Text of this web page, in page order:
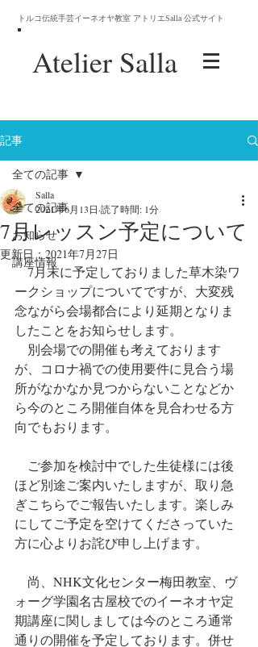
トルコ伝統手芸イーネオヤ教室 アトリエSalla 公式サイト
Atelier Salla
記事
全ての記事
お知らせ
講座情報
全ての記事
7月レッスン予定について
Salla
2021年6月13日 読了時間: 1分
更新日：2021年7月27日
7月末に予定しておりました草木染ワ
ークショップについてですが、大変残
念ながら会場都合により延期となりま
したことをお知らせします。
別会場での開催も考えております
が、コロナ禍での使用要件に見合う場
所がなかなか見つからないことなどか
ら今のところ開催自体を見合わせる方
向でもおります。
ご参加を検討中でした生徒様には後
ほど別途ご案内いたしますが、取り急
ぎこちらでご報告いたします。楽しみ
にしてご予定を空けてくださっていた
方に心よりお詫び申し上げます。
尚、NHK文化センター梅田教室、ヴ
ォーグ学園名古屋校でのイーネオヤ定
期講座に関しましては今のところ通常
通りの開催を予定しております。併せ